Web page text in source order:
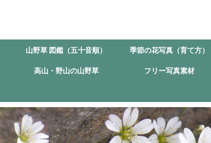
山野草 図鑑（五十音順） 季節の花写真（育て方）
高山・野山の山野草 フリー写真素材